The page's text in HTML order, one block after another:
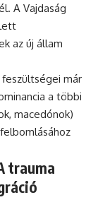
A Vajdaság
az új állam
már
a többi
macedónok)
trauma